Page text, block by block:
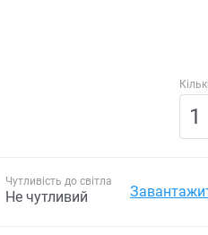
Чутливість до світла
Не чутливий